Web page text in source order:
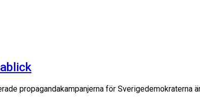
propagandakampanjerna för Sverigedemokraterna